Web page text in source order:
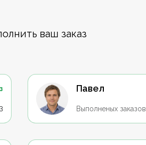
ваш заказ
Павел
Выполненых заказов